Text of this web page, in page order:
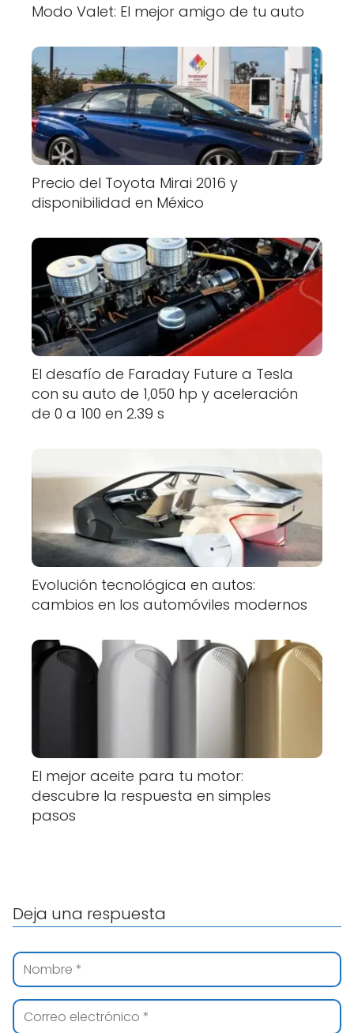
Modo Valet: El mejor amigo de tu auto
Precio del Toyota Mirai 2016 y
disponibilidad en México
El desafío de Faraday Future a Tesla
con su auto de 1,050 hp y aceleración
de 0 a 100 en 2.39 s
Evolución tecnológica en autos:
cambios en los automóviles modernos
El mejor aceite para tu motor:
descubre la respuesta en simples
pasos
Deja una respuesta